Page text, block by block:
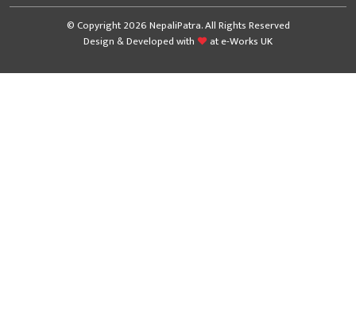
© Copyright 2026 NepaliPatra. All Rights Reserved
Design & Developed with
ate-Works UK